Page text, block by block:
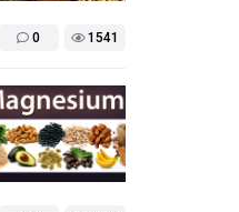
0 1541